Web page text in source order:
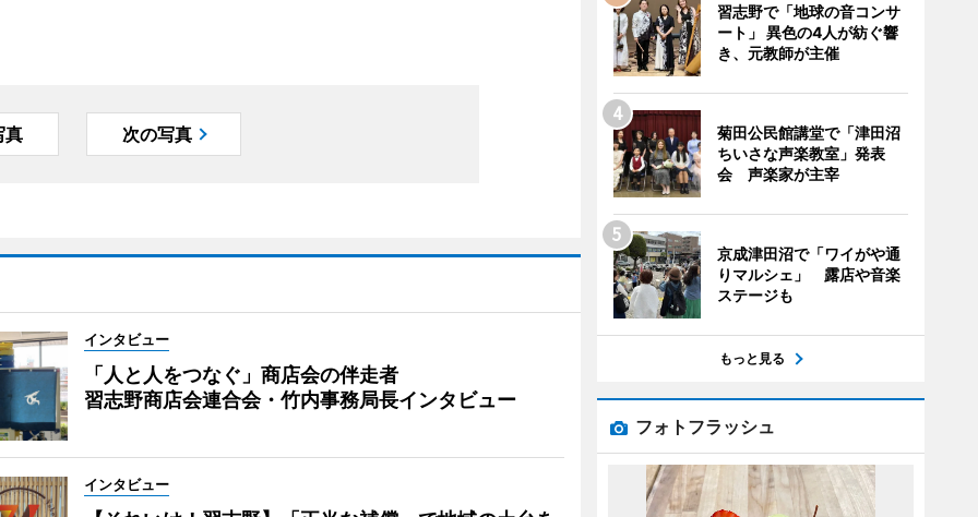
真 次の写真
インタビュー
「人と人をつなぐ」商店会の伴走者
習志野商店会連合会・竹内事務局長インタビュー
インタビュー
習志野で「地球の音コンサ
ート」 異色の4人が紡ぐ響
き、元教師が主催
菊田公民館講堂で「津田沼
ちいさな声楽教室」発表
会 声楽家が主宰
京成津田沼で「ワイがや通
りマルシェ」 露店や音楽
ステージも
もっと見る
フォトフラッシュ